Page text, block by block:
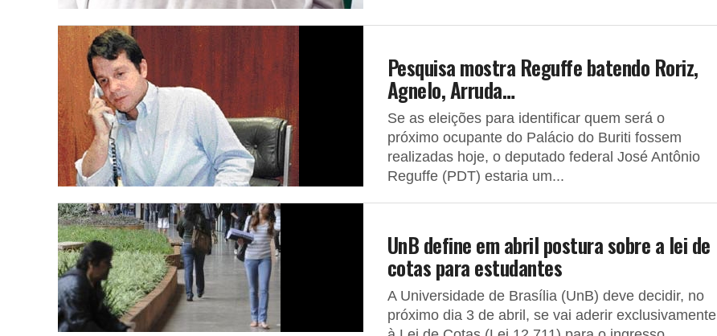
Pesquisa mostra Reguffe batendo Roriz,
Agnelo, Arruda…
Se as eleições para identificar quem será o
próximo ocupante do Palácio do Buriti fossem
realizadas hoje, o deputado federal José Antônio
Reguffe (PDT) estaria um...
UnB define em abril postura sobre a lei de
cotas para estudantes
A Universidade de Brasília (UnB) deve decidir, no
próximo dia 3 de abril, se vai aderir exclusivamente